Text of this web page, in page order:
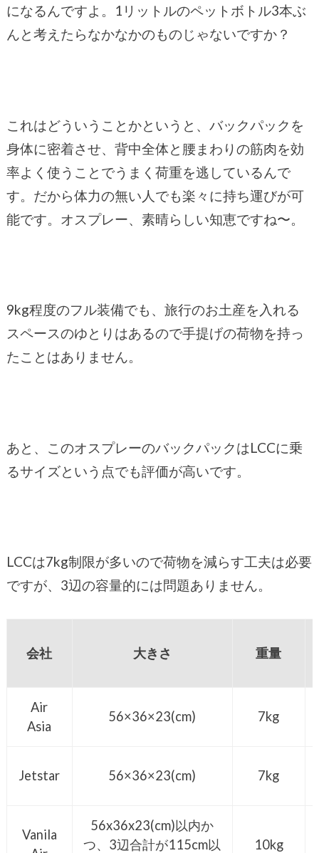
になるんですよ。1リットルのペットボトル3本ぶ
んと考えたらなかなかのものじゃないですか？
これはどういうことかというと、バックパックを
身体に密着させ、背中全体と腰まわりの筋肉を効
率よく使うことでうまく荷重を逃しているんで
す。だから体力の無い人でも楽々に持ち運びが可
能です。オスプレー、素晴らしい知恵ですね〜。
9kg程度のフル装備でも、旅行のお土産を入れる
スペースのゆとりはあるので手提げの荷物を持っ
たことはありません。
あと、このオスプレーのバックパックはLCCに乗
るサイズという点でも評価が高いです。
LCCは7kg制限が多いので荷物を減らす工夫は必要
ですが、3辺の容量的には問題ありません。
会社 大きさ 重量
Air
Asia
56×36×23(cm) 7kg
Jetstar 56×36×23(cm) 7kg
Vanila
56x36x23(cm)以内か
つ、3辺合計が115cm以
10kg